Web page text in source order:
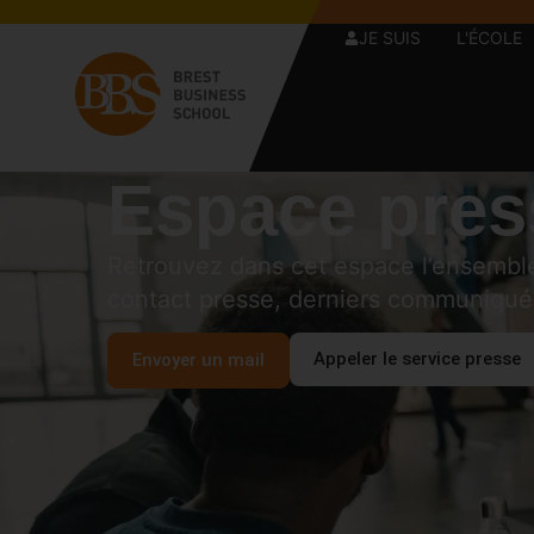
JE SUIS L'ÉCOLE
Espace
Retrouvez dans cet espace
contact presse, derniers
Envoyer un mail Appeler le service presse